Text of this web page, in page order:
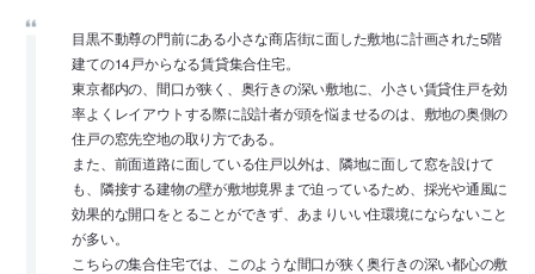
目黒不動尊の門前にある小さな商店街に面した敷地に計画された5階
建ての14戸からなる賃貸集合住宅。
東京都内の、間口が狭く、奥行きの深い敷地に、小さい賃貸住戸を効
率よくレイアウトする際に設計者が頭を悩ませるのは、敷地の奥側の
住戸の窓先空地の取り方である。
また、前面道路に面している住戸以外は、隣地に面して窓を設けて
も、隣接する建物の壁が敷地境界まで迫っているため、採光や通風に
効果的な開口をとることができず、あまりいい住環境にならないこと
が多い。
こちらの集合住宅では、このような間口が狭く奥行きの深い都心の敷